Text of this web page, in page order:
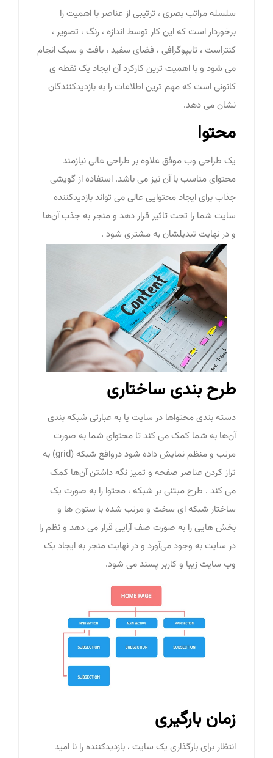
سلسله مراتب بصری ، ترتیبی از عناصر با اهمیت را
برخوردار است که این کار توسط اندازه ، رنگ ، تصویر ،
کنتراست ، تایپوگرافی ، فضای سفید ، بافت و سبک انجام
می شود و با اهمیت ترین کارکرد آن ایجاد یک نقطه ی
کانونی است که مهم ترین اطلاعات را به بازدیدکنندگان
نشان می دهد.
محتوا
یک طراحی وب موفق علاوه بر طراحی عالی نیازمند
محتوای مناسب با آن نیز می باشد. استفاده از گویشی
جذاب برای ایجاد محتوایی عالی می تواند بازدیدکننده
سایت شما را تحت تاثیر قرار دهد و منجر به جذب آن‌ها
و در نهایت تبدیلشان به مشتری شود .
طرح بندی ساختاری
دسته بندی محتواها در سایت یا به عبارتی شبکه بندی
آن‌ها به شما کمک می کند تا محتوای شما به صورت
مرتب و منظم نمایش داده شود درواقع شبکه (grid) به
تراز کردن عناصر صفحه و تمیز نگه داشتن آن‌ها کمک
می کند . طرح مبتنی بر شبکه ، محتوا را به صورت یک
ساختار شبکه ای سخت و مرتب شده با ستون ها و
بخش هایی را به صورت صف آرایی قرار می دهد و نظم را
در سایت به وجود می‌آورد و در نهایت منجر به ایجاد یک
وب سایت زیبا و کاربر پسند می شود.
زمان بارگیری
انتظار برای بارگذاری یک سایت ، بازدیدکننده را نا امید